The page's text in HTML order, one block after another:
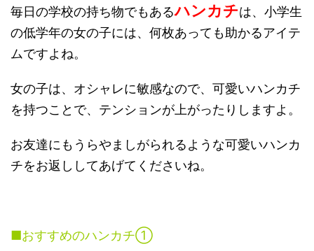
毎日の学校の持ち物でもあるハンカチは、小学生
の低学年の女の子には、何枚あっても助かるアイテ
ムですよね。
女の子は、オシャレに敏感なので、可愛いハンカチ
を持つことで、テンションが上がったりしますよ。
お友達にもうらやましがられるような可愛いハンカ
チをお返ししてあげてくださいね。
■おすすめのハンカチ①